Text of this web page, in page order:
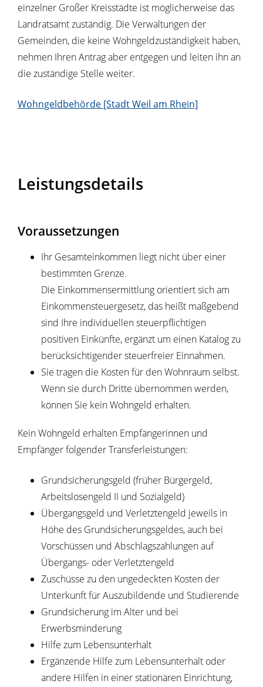
einzelner Großer Kreisstädte ist möglicherweise das
Landratsamt zuständig. Die Verwaltungen der
Gemeinden, die keine Wohngeldzuständigkeit haben,
nehmen Ihren Antrag aber entgegen und leiten ihn an
die zuständige Stelle weiter.
Wohngeldbehörde [Stadt Weil am Rhein]
Leistungsdetails
Voraussetzungen
Ihr Gesamteinkommen liegt nicht über einer
bestimmten Grenze.
Die Einkommensermittlung orientiert sich am
Einkommensteuergesetz, das heißt maßgebend
sind Ihre individuellen steuerpflichtigen
positiven Einkünfte, ergänzt um einen Katalog zu
berücksichtigender steuerfreier Einnahmen.
Sie tragen die Kosten für den Wohnraum selbst.
Wenn sie durch Dritte übernommen werden,
können Sie kein Wohngeld erhalten.
Kein Wohngeld erhalten Empfängerinnen und
Empfänger folgender Transferleistungen:
Grundsicherungsgeld (früher Bürgergeld,
Arbeitslosengeld II und Sozialgeld)
Übergangsgeld und Verletztengeld jeweils in
Höhe des Grundsicherungsgeldes, auch bei
Vorschüssen und Abschlagszahlungen auf
Übergangs- oder Verletztengeld
Zuschüsse zu den ungedeckten Kosten der
Unterkunft für Auszubildende und Studierende
Grundsicherung im Alter und bei
Erwerbsminderung
Hilfe zum Lebensunterhalt
Ergänzende Hilfe zum Lebensunterhalt oder
andere Hilfen in einer stationären Einrichtung,